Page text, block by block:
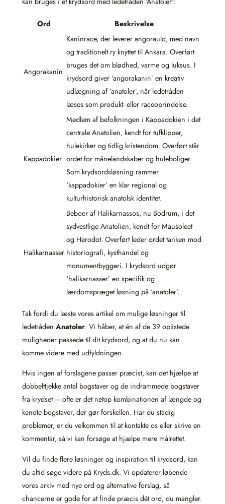
Ord Beskrivelse
Angorakanin
Kaninrace, der leverer angorauld, med navn
og traditionelt ry knyttet til Ankara. Overført
bruges det om blødhed, varme og luksus. I
krydsord giver ‘angorakanin’ en kreativ
udlægning af ‘anatoler’, når ledetråden
læses som produkt- eller raceoprindelse.
Kappadokier
Medlem af befolkningen i Kappadokien i det
centrale Anatolien, kendt for tufklipper,
hulekirker og tidlig kristendom. Overført står
ordet for månelandskaber og huleboliger.
Som krydsordsløsning rammer
‘kappadokier’ en klar regional og
kulturhistorisk anatolsk identitet.
Halikarnasser
Beboer af Halikarnassos, nu Bodrum, i det
sydvestlige Anatolien, kendt for Mausoleet
og Herodot. Overført leder ordet tanken mod
historiografi, kysthandel og
monumentbyggeri. I krydsord udgør
‘halikarnasser’ en specifik og
lærdomspræget løsning på ‘anatoler’.
Tak fordi du læste vores artikel om mulige løsninger til
ledetråden Anatoler. Vi håber, at én af de 39 oplistede
muligheder passede til dit krydsord, og at du nu kan
komme videre med udfyldningen.
Hvis ingen af forslagene passer præcist, kan det hjælpe at
dobbelttjekke antal bogstaver og de indrammede bogstaver
fra krydset – ofte er det netop kombinationen af længde og
kendte bogstaver, der gør forskellen. Har du stadig
problemer, er du velkommen til at kontakte os eller skrive en
kommentar, så vi kan forsøge at hjælpe mere målrettet.
Vil du finde flere løsninger og inspiration til krydsord, kan
du altid søge videre på Kryds.dk. Vi opdaterer løbende
vores arkiv med nye ord og alternative forslag, så
chancerne er gode for at finde præcis dét ord, du mangler.